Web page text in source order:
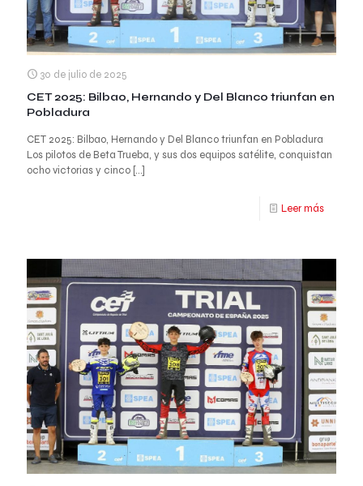
30 de julio de 2025
CET 2025: Bilbao, Hernando y Del Blanco triunfan en
Pobladura
CET 2025: Bilbao, Hernando y Del Blanco triunfan en Pobladura
Los pilotos de Beta Trueba, y sus dos equipos satélite, conquistan
ocho victorias y cinco […]
Leer más